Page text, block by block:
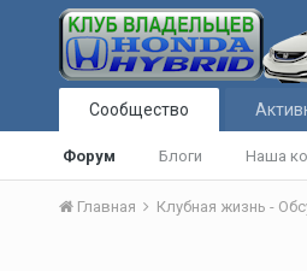
Сообщество
Форум Блоги Наша
Главная Клубная жизнь -